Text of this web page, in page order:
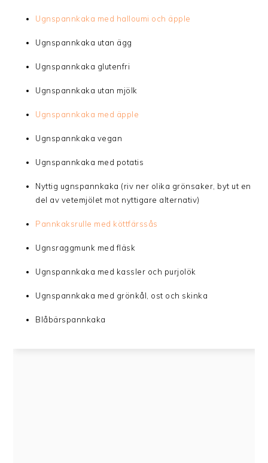
Ugnspannkaka med halloumi och äpple
Ugnspannkaka utan ägg
Ugnspannkaka glutenfri
Ugnspannkaka utan mjölk
Ugnspannkaka med äpple
Ugnspannkaka vegan
Ugnspannkaka med potatis
Nyttig ugnspannkaka (riv ner olika grönsaker, byt ut en
del av vetemjölet mot nyttigare alternativ)
Pannkaksrulle med köttfärssås
Ugnsraggmunk med fläsk
Ugnspannkaka med kassler och purjolök
Ugnspannkaka med grönkål, ost och skinka
Blåbärspannkaka